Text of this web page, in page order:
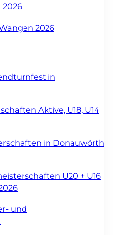
2026
in
Aktive, U18, U14
in Donauwörth
U20 + U16
und